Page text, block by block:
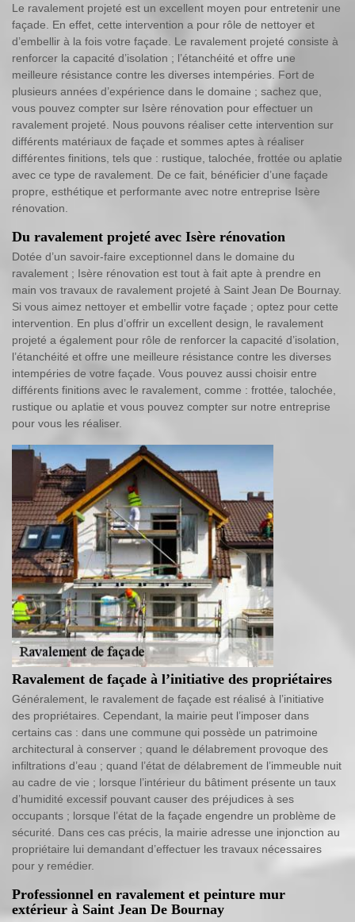
Le ravalement projeté est un excellent moyen pour entretenir une
façade. En effet, cette intervention a pour rôle de nettoyer et
d’embellir à la fois votre façade. Le ravalement projeté consiste à
renforcer la capacité d’isolation ; l’étanchéité et offre une
meilleure résistance contre les diverses intempéries. Fort de
plusieurs années d’expérience dans le domaine ; sachez que,
vous pouvez compter sur Isère rénovation pour effectuer un
ravalement projeté. Nous pouvons réaliser cette intervention sur
différents matériaux de façade et sommes aptes à réaliser
différentes finitions, tels que : rustique, talochée, frottée ou aplatie
avec ce type de ravalement. De ce fait, bénéficier d’une façade
propre, esthétique et performante avec notre entreprise Isère
rénovation.
Du ravalement projeté avec Isère rénovation
Dotée d’un savoir-faire exceptionnel dans le domaine du
ravalement ; Isère rénovation est tout à fait apte à prendre en
main vos travaux de ravalement projeté à Saint Jean De Bournay.
Si vous aimez nettoyer et embellir votre façade ; optez pour cette
intervention. En plus d’offrir un excellent design, le ravalement
projeté a également pour rôle de renforcer la capacité d’isolation,
l’étanchéité et offre une meilleure résistance contre les diverses
intempéries de votre façade. Vous pouvez aussi choisir entre
différents finitions avec le ravalement, comme : frottée, talochée,
rustique ou aplatie et vous pouvez compter sur notre entreprise
pour vous les réaliser.
Ravalement de façade à l’initiative des propriétaires
Généralement, le ravalement de façade est réalisé à l’initiative
des propriétaires. Cependant, la mairie peut l’imposer dans
certains cas : dans une commune qui possède un patrimoine
architectural à conserver ; quand le délabrement provoque des
infiltrations d’eau ; quand l’état de délabrement de l’immeuble nuit
au cadre de vie ; lorsque l’intérieur du bâtiment présente un taux
d’humidité excessif pouvant causer des préjudices à ses
occupants ; lorsque l’état de la façade engendre un problème de
sécurité. Dans ces cas précis, la mairie adresse une injonction au
propriétaire lui demandant d’effectuer les travaux nécessaires
pour y remédier.
Professionnel en ravalement et peinture mur
extérieur à Saint Jean De Bournay